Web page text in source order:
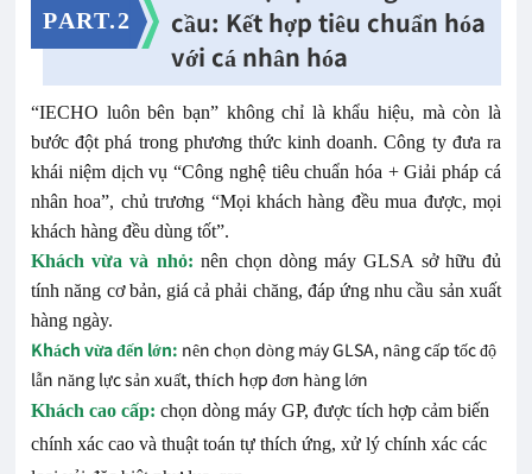
PART.2
cầu: Kết hợp tiêu chuẩn hóa
với cá nhân hóa
“IECHO luôn bên bạn” không chỉ là khẩu hiệu, mà còn là
bước đột phá trong phương thức kinh doanh. Công ty đưa ra
khái niệm dịch vụ “Công nghệ tiêu chuẩn hóa + Giải pháp cá
nhân hoa”, chủ trương “Mọi khách hàng đều mua được, mọi
khách hàng đều dùng tốt”.
Khách vừa và nhỏ: nên chọn dòng máy GLSA sở hữu đủ
tính năng cơ bản, giá cả phải chăng, đáp ứng nhu cầu sản xuất
hàng ngày.
Khách vừa đến lớn: nên chọn dòng máy GLSA, nâng cấp tốc độ
lẫn năng lực sản xuất, thích hợp đơn hàng lớn
Khách cao cấp:chọn dòng máy GP, được tích hợp cảm biến
chính xác cao và thuật toán tự thích ứng, xử lý chính xác các